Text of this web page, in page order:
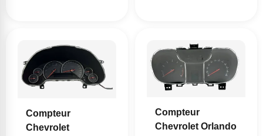
Compteur
Chevrolet
Compteur
Chevrolet Orlando